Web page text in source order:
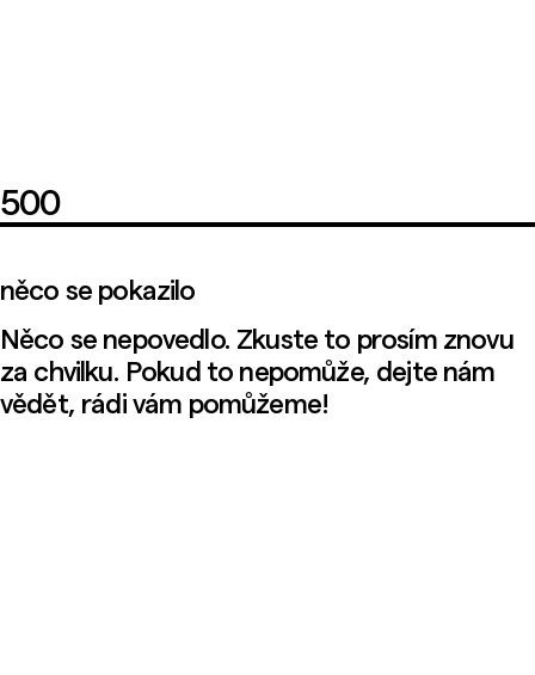
500
něco se pokazilo
Něco se nepovedlo. Zkuste to prosím znovu
za chvilku. Pokud to nepomůže, dejte nám
vědět, rádi vám pomůžeme!